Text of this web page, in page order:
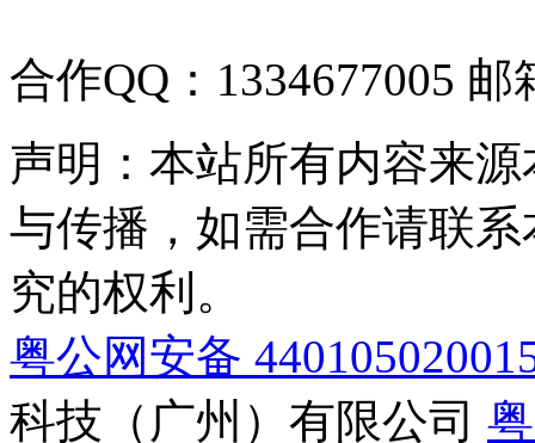
合作QQ：1334677005 邮
声明：本站所有内容来
与传播，如需合作请联
究的权利。
粤公网安备
科技（广州）有限公司